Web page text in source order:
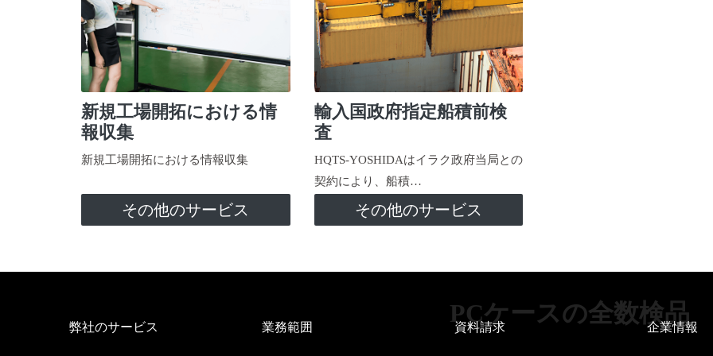
新規工場開拓における情
報収集
新規工場開拓における情報収集
その他のサービス
輸入国政府指定船積前検
査
HQTS-YOSHIDAはイラク政府当局との
契約により、船積…
その他のサービス
PCケースの全数検品
弊社のサービス 業務範囲 資料請求 企業情報